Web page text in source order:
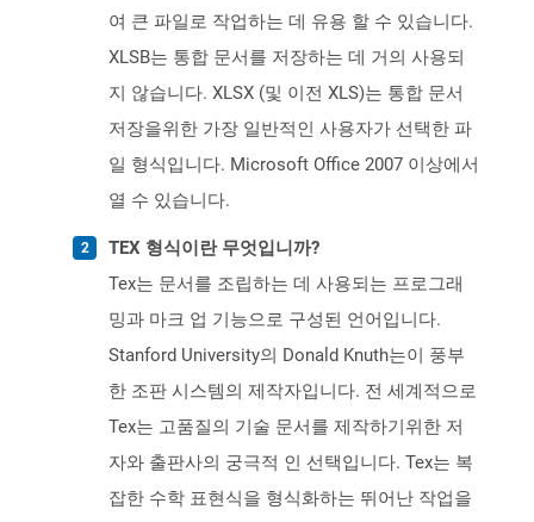
여 큰 파일로 작업하는 데 유용 할 수 있습니다.
XLSB는 통합 문서를 저장하는 데 거의 사용되
지 않습니다. XLSX (및 이전 XLS)는 통합 문서
저장을위한 가장 일반적인 사용자가 선택한 파
일 형식입니다. Microsoft Office 2007 이상에서
열 수 있습니다.
TEX 형식이란 무엇입니까?
Tex는 문서를 조립하는 데 사용되는 프로그래
밍과 마크 업 기능으로 구성된 언어입니다.
Stanford University의 Donald Knuth는이 풍부
한 조판 시스템의 제작자입니다. 전 세계적으로
Tex는 고품질의 기술 문서를 제작하기위한 저
자와 출판사의 궁극적 인 선택입니다. Tex는 복
잡한 수학 표현식을 형식화하는 뛰어난 작업을